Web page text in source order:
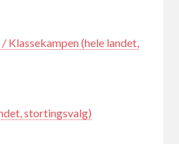
(hele landet,
stortingsvalg)